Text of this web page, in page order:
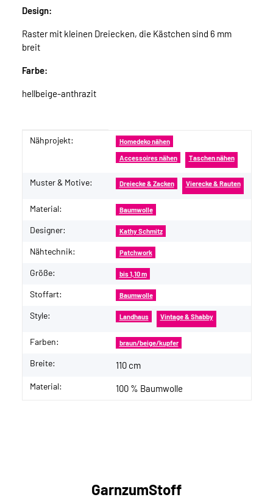
Design:
Raster mit kleinen Dreiecken, die Kästchen sind 6 mm
breit
Farbe:
hellbeige-anthrazit
Produkteigenschaft
Wert
Nähprojekt: Homedeko nähen
Accessoires nähen Taschen nähen
Muster & Motive: Dreiecke & Zacken Vierecke & Rauten
Material: Baumwolle
Designer: Kathy Schmitz
Nähtechnik: Patchwork
Größe: bis 1,10 m
Stoffart: Baumwolle
Style: Landhaus Vintage & Shabby
Farben: braun/beige/kupfer
Breite: 110 cm
Material: 100 % Baumwolle
GarnzumStoff